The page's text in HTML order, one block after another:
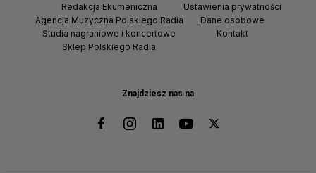
Znajdziesz nas na
Redakcja Ekumeniczna
Agencja Muzyczna Polskiego Radia
Studia nagraniowe i koncertowe
Sklep Polskiego Radia
Ustawienia prywatności
Dane osobowe
Kontakt